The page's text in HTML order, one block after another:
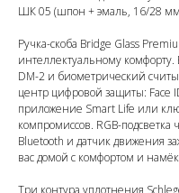
ШК 05 (шпон + эмаль, 16/28
Ручка-скоба Bridge Glass
интеллектуальному
DM-2 и биометрический
центр цифровой защиты: Face
приложение Smart Life или
компромиссов. RGB-
Bluetooth и датчик движения
вас домой с комфортом и
Три контура уплотнения